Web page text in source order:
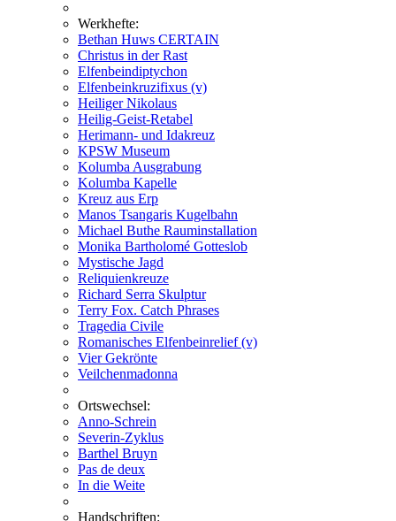
Werkhefte:
Bethan Huws CERTAIN
Christus in der Rast
Elfenbeindiptychon
Elfenbeinkruzifixus (v)
Heiliger Nikolaus
Heilig-Geist-Retabel
Herimann- und Idakreuz
KPSW Museum
Kolumba Ausgrabung
Kolumba Kapelle
Kreuz aus Erp
Manos Tsangaris Kugelbahn
Michael Buthe Rauminstallation
Monika Bartholomé Gotteslob
Mystische Jagd
Reliquienkreuze
Richard Serra Skulptur
Terry Fox. Catch Phrases
Tragedia Civile
Romanisches Elfenbeinrelief (v)
Vier Gekrönte
Veilchenmadonna
Ortswechsel:
Anno-Schrein
Severin-Zyklus
Barthel Bruyn
Pas de deux
In die Weite
Handschriften: